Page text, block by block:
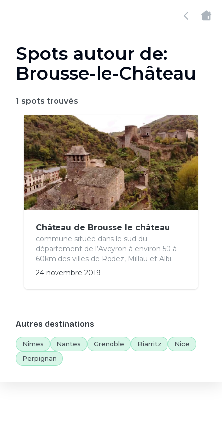
Spots autour de:
Brousse-le-Château
1 spots trouvés
Château de Brousse le château
commune située dans le sud du
département de l’Aveyron à environ 50 à
60km des villes de Rodez, Millau et Albi.
24 novembre 2019
Autres destinations
Nîmes Nantes Grenoble Biarritz
Nice
Perpignan